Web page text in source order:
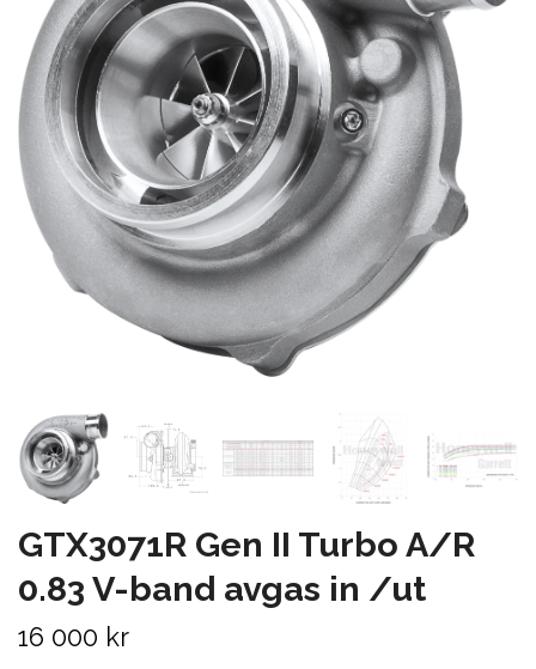
GTX3071R Gen II Turbo A/R
0.83 V-band avgas in /ut
16 000 kr